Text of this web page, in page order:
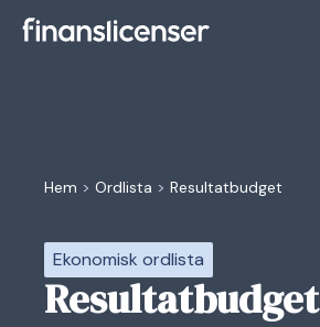
Hem > Ordlista > Resultatbudget
Ekonomisk ordlista
Resultatbudget